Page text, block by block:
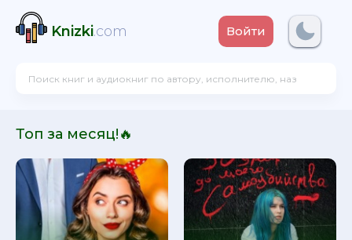
Knizki.com Войти
Топ за месяц!🔥